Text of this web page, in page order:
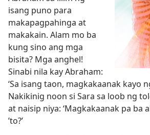
isang puno para
makapagpahinga at
makakain. Alam mo ba
kung sino ang mga
bisita? Mga anghel!
Sinabi nila kay Abraham:
‘Sa isang taon, magkakaanak kayo
Nakikinig noon si Sara sa loob ng
at naisip niya: ‘Magkakaanak pa ba
’to?’